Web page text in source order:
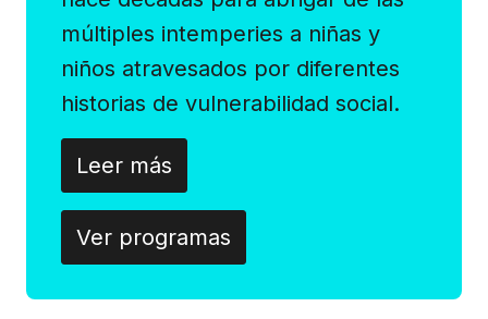
múltiples intemperies a niñas y
niños atravesados por diferentes
historias de vulnerabilidad social.
Leer más
Ver programas